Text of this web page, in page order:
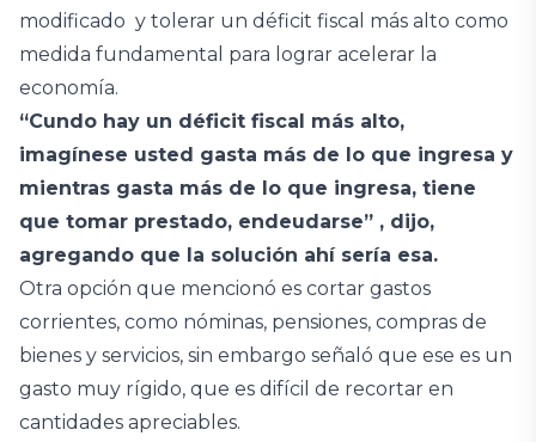
modificado y tolerar un déficit fiscal más alto como
medida fundamental para lograr acelerar la
economía.
“Cundo hay un déficit fiscal más alto,
imagínese usted gasta más de lo que ingresa y
mientras gasta más de lo que ingresa, tiene
que tomar prestado, endeudarse” , dijo,
agregando que la solución ahí sería esa.
Otra opción que mencionó es cortar gastos
corrientes, como nóminas, pensiones, compras de
bienes y servicios, sin embargo señaló que ese es un
gasto muy rígido, que es difícil de recortar en
cantidades apreciables.